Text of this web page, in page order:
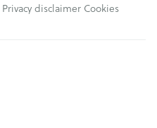
Privacy disclaimer Cookies